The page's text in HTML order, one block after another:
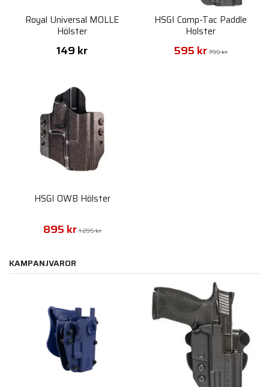
Royal Universal MOLLE
Hölster
149 kr
HSGI Comp-Tac Paddle
Holster
595 kr 795 kr
HSGI OWB Hölster
895 kr 1 295 kr
KAMPANJVAROR